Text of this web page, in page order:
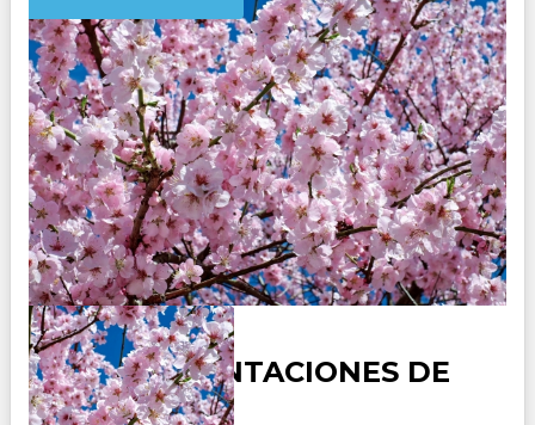
JAPON - TENTACIONES DE
JAPON